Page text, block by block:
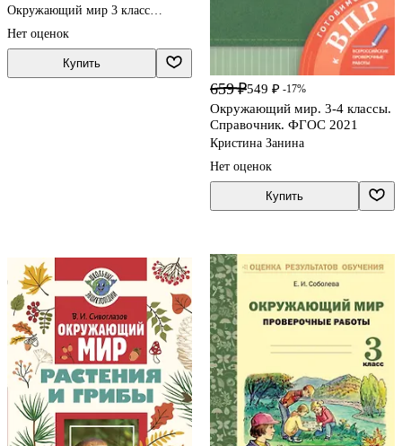
Окружающий мир 3 класс
Нет оценок
Купить
659 ₽549 ₽ -17%
Окружающий мир. 3-4 классы.
Справочник. ФГОС 2021
Кристина Занина
Нет оценок
Купить